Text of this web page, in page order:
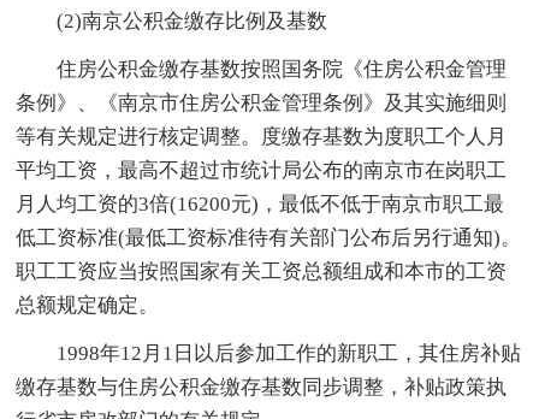
(2)南京公积金缴存比例及基数
住房公积金缴存基数按照国务院《住房公积金管理
条例》、《南京市住房公积金管理条例》及其实施细则
等有关规定进行核定调整。度缴存基数为度职工个人月
平均工资，最高不超过市统计局公布的南京市在岗职工
月人均工资的3倍(16200元)，最低不低于南京市职工最
低工资标准(最低工资标准待有关部门公布后另行通知)。
职工工资应当按照国家有关工资总额组成和本市的工资
总额规定确定。
1998年12月1日以后参加工作的新职工，其住房补贴
缴存基数与住房公积金缴存基数同步调整，补贴政策执